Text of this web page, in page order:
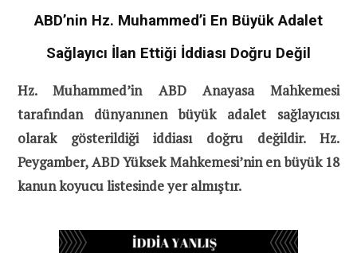
ABD’nin Hz. Muhammed’i En Büyük Adalet
Sağlayıcı İlan Ettiği İddiası Doğru Değil
Hz. Muhammed’in ABD Anayasa Mahkemesi
tarafından dünyanınen büyük adalet sağlayıcısı
olarak gösterildiği iddiası doğru değildir. Hz.
Peygamber, ABD Yüksek Mahkemesi’nin en büyük 18
kanun koyucu listesinde yer almıştır.